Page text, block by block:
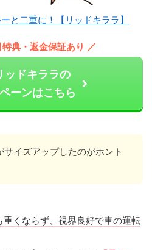
と二重に！【リッドキララ】
典・返金保証あり ／
ッドキララの
ーンはこちら
サイズアップしたのがホント
重くならず、視界良好で車の運転